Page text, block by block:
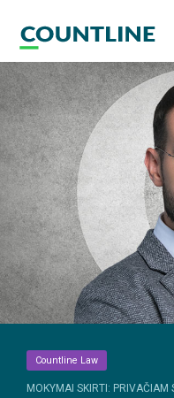
Countline Law
MOKYMAI SKIRTI: PRIVAČIAM